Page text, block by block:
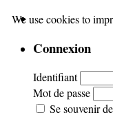
Connexion
Identifiant
Mot de passe
Se souvenir
We use cookies to